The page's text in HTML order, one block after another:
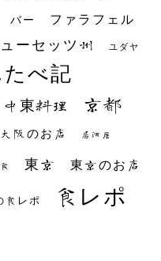
バー ファラフェル
ーセッツ州 ユダヤ
べ記
中東料理 京都
大阪のお店 居酒屋
東京 東京のお店
食レポ 食レポ